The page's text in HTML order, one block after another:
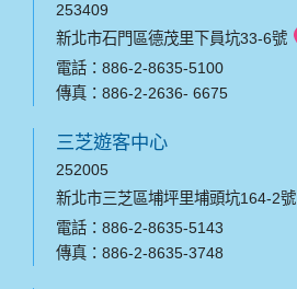
253409
新北市石門區德茂里下員坑33-6號
電話：886-2-8635-5100
傳真：886-2-2636- 6675
三芝遊客中心
252005
新北市三芝區埔坪里埔頭坑164-2號
電話：886-2-8635-5143
傳真：886-2-8635-3748